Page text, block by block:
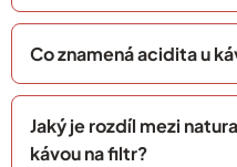
Co znamená acidita u
Jaký je rozdíl mezi
kávou na filtr?